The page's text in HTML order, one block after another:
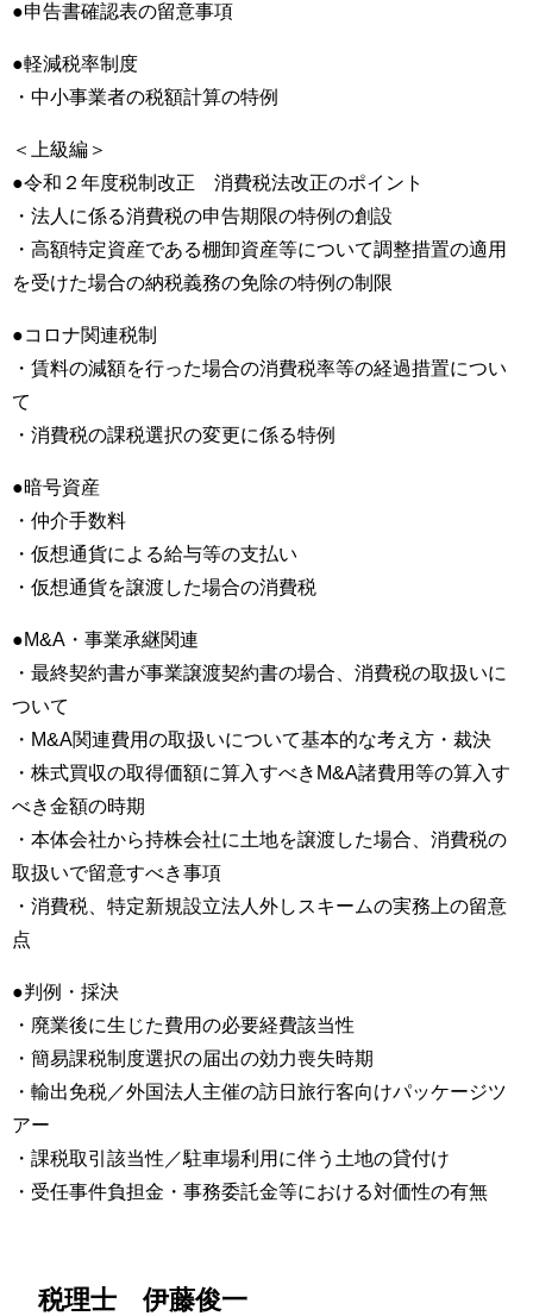
●申告書確認表の留意事項
●軽減税率制度
・中小事業者の税額計算の特例
＜上級編＞
●令和２年度税制改正 消費税法改正のポイント
・法人に係る消費税の申告期限の特例の創設
・高額特定資産である棚卸資産等について調整措置の適用
を受けた場合の納税義務の免除の特例の制限
●コロナ関連税制
・賃料の減額を行った場合の消費税率等の経過措置につい
て
・消費税の課税選択の変更に係る特例
●暗号資産
・仲介手数料
・仮想通貨による給与等の支払い
・仮想通貨を譲渡した場合の消費税
●M&A・事業承継関連
・最終契約書が事業譲渡契約書の場合、消費税の取扱いに
ついて
・M&A関連費用の取扱いについて基本的な考え方・裁決
・株式買収の取得価額に算入すべきM&A諸費用等の算入す
べき金額の時期
・本体会社から持株会社に土地を譲渡した場合、消費税の
取扱いで留意すべき事項
・消費税、特定新規設立法人外しスキームの実務上の留意
点
●判例・採決
・廃業後に⽣じた費⽤の必要経費該当性
・簡易課税制度選択の届出の効⼒喪失時期
・輸出免税／外国法⼈主催の訪⽇旅⾏客向けパッケージツ
アー
・課税取引該当性／駐⾞場利⽤に伴う⼟地の貸付け
・受任事件負担⾦・事務委託⾦等における対価性の有無
税理士 伊藤俊一